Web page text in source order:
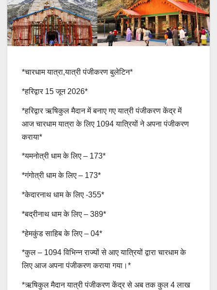
*चारधाम यात्रा,यात्री पंजीकरण बुलेटिन*
*हरिद्वार 15 जून 2026*
*हरिद्वार ऋषिकुल मैदान में बनाए गए यात्री पंजीकरण केंद्र में
आज चारधाम यात्रा के लिए 1094 यात्रियों ने अपना पंजीकरण
कराया*
*यमनोत्री धाम के लिए – 173*
*गंगोत्री धाम के लिए – 173*
*केदारनाथ धाम के लिए -355*
*बद्रीनाथ धाम के लिए – 389*
*हेमकुंड साहिब के लिए – 04*
*कुल – 1094 विभिन्न राज्यों से आए यात्रियों द्वारा चारधाम के
लिए आज अपना पंजीकरण कराया गया।*
*ऋषिकुल मैदान यात्री पंजीकरण केंद्र से अब तक कुल 4 लाख